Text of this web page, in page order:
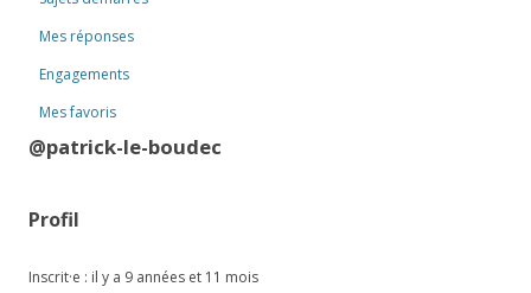
Mes réponses
Engagements
Mes favoris
@patrick-le-boudec
Profil
Inscrit·e : il y a 9 années et 11 mois